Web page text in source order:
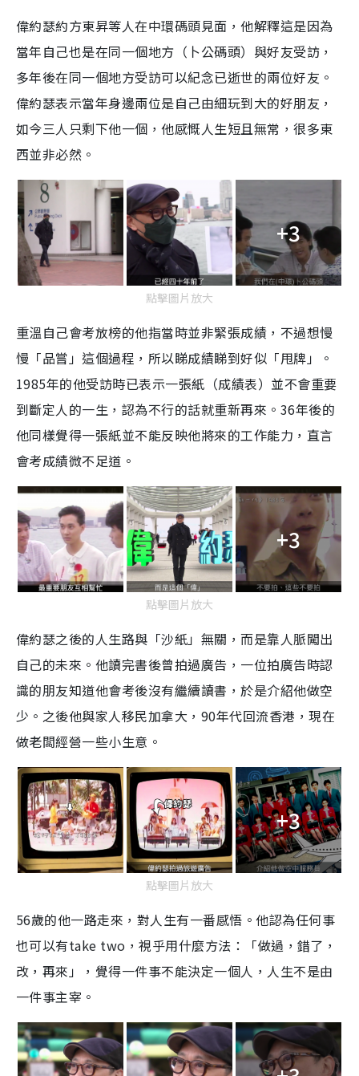
偉約瑟約方東昇等人在中環碼頭見面，他解釋這是因為
當年自己也是在同一個地方（卜公碼頭）與好友受訪，
多年後在同一個地方受訪可以紀念已逝世的兩位好友。
偉約瑟表示當年身邊兩位是自己由細玩到大的好朋友，
如今三人只剩下他一個，他感慨人生短且無常，很多東
西並非必然。
+3
點擊圖片放大
重溫自己會考放榜的他指當時並非緊張成績，不過想慢
慢「品嘗」這個過程，所以睇成績睇到好似「甩牌」。
1985年的他受訪時已表示一張紙（成績表）並不會重要
到斷定人的一生，認為不行的話就重新再來。36年後的
他同樣覺得一張紙並不能反映他將來的工作能力，直言
會考成績微不足道。
+3
點擊圖片放大
偉約瑟之後的人生路與「沙紙」無關，而是靠人脈闖出
自己的未來。他讀完書後曾拍過廣告，一位拍廣告時認
識的朋友知道他會考後沒有繼續讀書，於是介紹他做空
少。之後他與家人移民加拿大，90年代回流香港，現在
做老闆經營一些小生意。
+3
點擊圖片放大
56歲的他一路走來，對人生有一番感悟。他認為任何事
也可以有take two，視乎用什麼方法：「做過，錯了，
改，再來」，覺得一件事不能決定一個人，人生不是由
一件事主宰。